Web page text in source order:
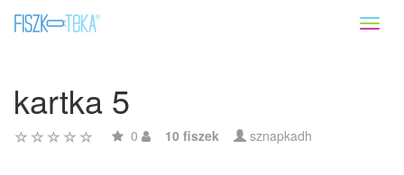
kartka 5
0 10 fiszek sznapkadh